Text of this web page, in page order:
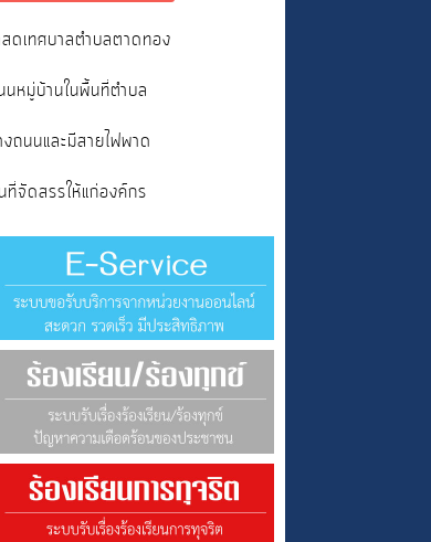
ดเทศบาลตำบลตาดทอง
หมู่บ้านในพื้นที่ตำบล
นนและมีสายไฟพาด
ที่จัดสรรให้แก่องค์กร